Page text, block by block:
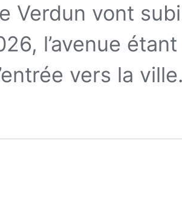
Verdun vont
l’avenue
vers la